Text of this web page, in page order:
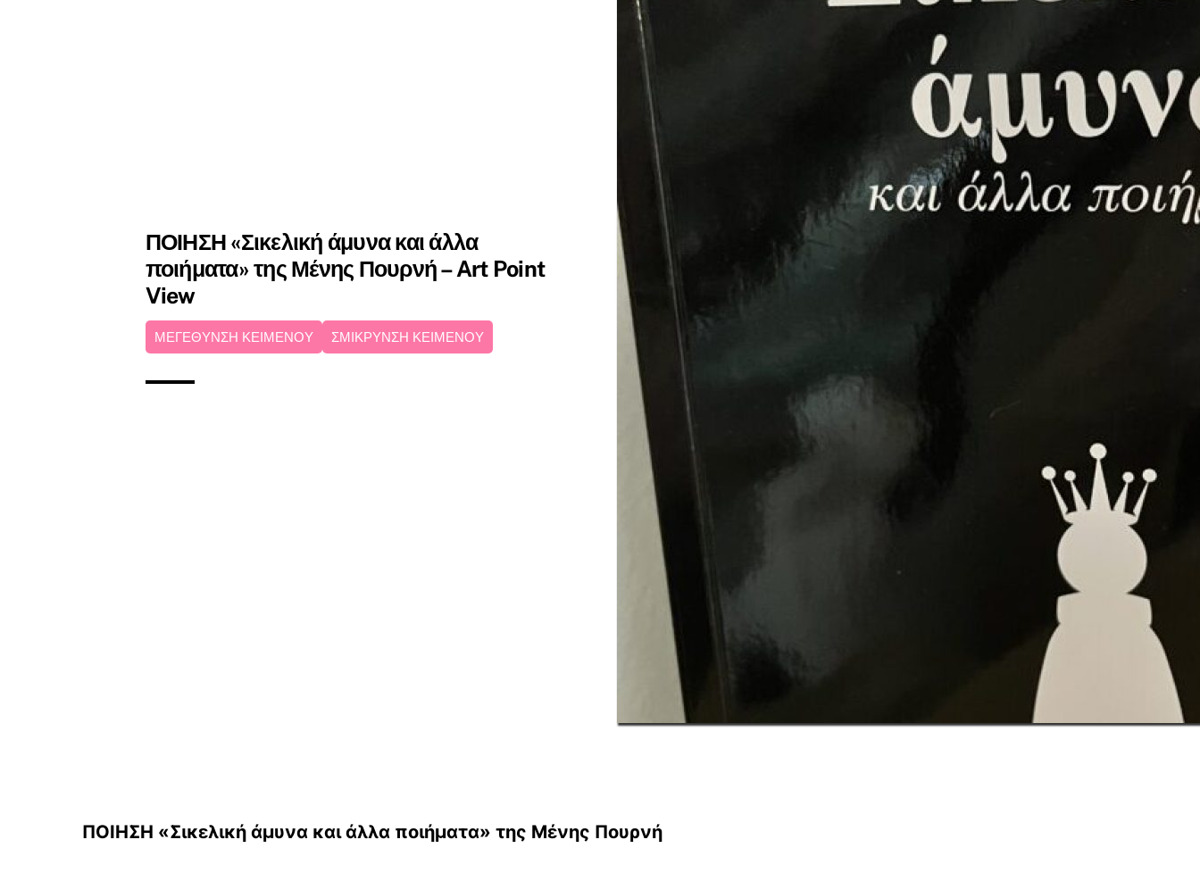
ΠΟΙΗΣΗ «Σικελική άμυνα και άλλα
ποιήματα» της Μένης Πουρνή – Art Point
View
ΜΕΓΕΘΥΝΣΗ ΚΕΙΜΕΝΟΥ ΣΜΙΚΡΥΝΣΗ ΚΕΙΜΕΝΟΥ
ΠΟΙΗΣΗ «Σικελική άμυνα και άλλα ποιήματα» της Μένης Πουρνή